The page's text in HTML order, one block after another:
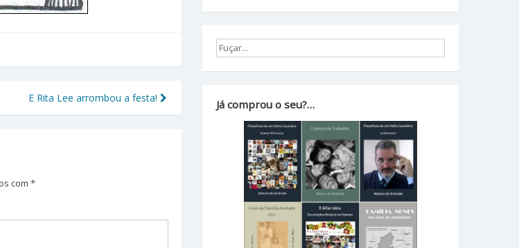
E Rita Lee arrombou a festa!
com *
Já comprou o seu?…